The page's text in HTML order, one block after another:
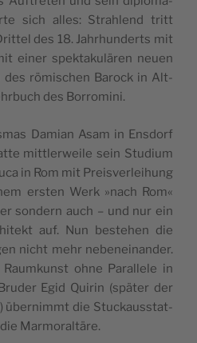
sich alles: Strahlend tritt
des 18. Jahrhun­derts mit
ein­er spek­takulären neuen
des römis­chen Barock in Alt­
des Borromini.
Dami­an Asam in Ens­dorf
mit­tler­weile sein Studi­um
in Rom mit Preisver­lei­hung
ersten Werk »nach Rom«
son­dern auch – und nur ein
auf. Nun beste­hen die
nicht mehr nebeneinan­der.
ohne Par­al­lele in
Egid Quirin (später der
übern­immt die Stuck­ausstat­
Marmoraltäre.